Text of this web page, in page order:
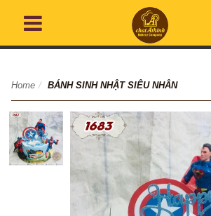
Home / BÁNH SINH NHẬT SIÊU NHÂN